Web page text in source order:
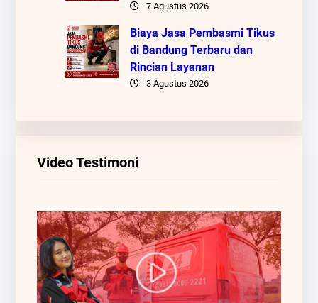
7 Agustus 2026
Biaya Jasa Pembasmi Tikus
di Bandung Terbaru dan
Rincian Layanan
3 Agustus 2026
Video Testimoni